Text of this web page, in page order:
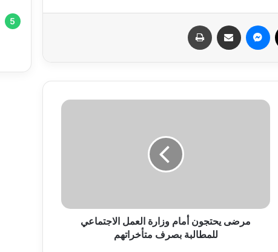
ماسنجر مشاركة عبر البريد
مرضى يحتجون أمام وزارة العمل الاجتماعي
للمطالبة بصرف متأخراتهم